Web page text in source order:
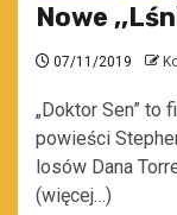
Nowe
07/11/2019
„Doktor Sen” to
powieści
losów Dana
(więcej…)